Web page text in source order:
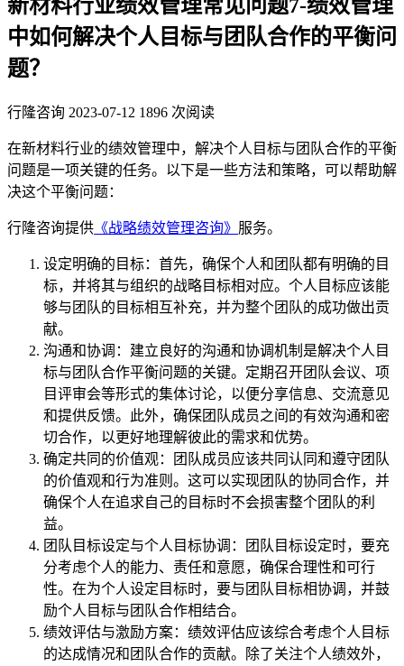
新材料行业绩效管理常见问题7-绩效管理
中如何解决个人目标与团队合作的平衡问
题？
行隆咨询 2023-07-12 1896 次阅读
在新材料行业的绩效管理中，解决个人目标与团队合作的平衡
问题是一项关键的任务。以下是一些方法和策略，可以帮助解
决这个平衡问题：
行隆咨询提供 《战略绩效管理咨询》 服务。
设定明确的目标：首先，确保个人和团队都有明确的目
标，并将其与组织的战略目标相对应。个人目标应该能
够与团队的目标相互补充，并为整个团队的成功做出贡
献。
沟通和协调：建立良好的沟通和协调机制是解决个人目
标与团队合作平衡问题的关键。定期召开团队会议、项
目评审会等形式的集体讨论，以便分享信息、交流意见
和提供反馈。此外，确保团队成员之间的有效沟通和密
切合作，以更好地理解彼此的需求和优势。
确定共同的价值观：团队成员应该共同认同和遵守团队
的价值观和行为准则。这可以实现团队的协同合作，并
确保个人在追求自己的目标时不会损害整个团队的利
益。
团队目标设定与个人目标协调：团队目标设定时，要充
分考虑个人的能力、责任和意愿，确保合理性和可行
性。在为个人设定目标时，要与团队目标相协调，并鼓
励个人目标与团队合作相结合。
绩效评估与激励方案：绩效评估应该综合考虑个人目标
的达成情况和团队合作的贡献。除了关注个人绩效外，